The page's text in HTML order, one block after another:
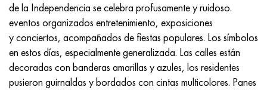
de la Independencia se celebra profusamente y ruidoso.
eventos organizados entretenimiento, exposiciones
y conciertos, acompañados de fiestas populares. Los símbolos
en estos días, especialmente generalizada. Las calles están
decoradas con banderas amarillas y azules, los residentes
pusieron guirnaldas y bordados con cintas multicolores. Panes
Maraging 300
Maraging 350
MP35N
50NHS
Aleación 52N
52K12F
KhN68VKTYU
KhN68VMTYUK-vd
KhN70VMTYu
A LAS 3
3M
TL3
1.4545 - 15-5Ph®
1.4548 - 17-4Ph®
1.4550 - AISI 347
15х12vnmf
15Х12Н2MVFAB
15X16K5N2MVFAB
C65100, CuSi1.5
Bronce estaño-plomo
c92200, CuSn6Zn4Pb2
20XH3A, AISI 4320, 20hn3a
20HM, 24CrMo5, 20hm
25KhGM, 20CrMo5, 1.7264
Acero carbono
10,1.1645, C105W1
11G12, 110G13L, X120Mn12